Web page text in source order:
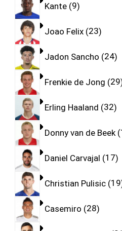
Kante 9
Joao Felix 23
Jadon Sancho 24
Frenkie de Jong 29
Erling Haaland 32
Donny van de Beek
Daniel Carvajal 17
Christian Pulisic 19
Casemiro 28